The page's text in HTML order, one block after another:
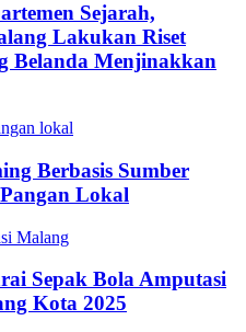
Sejarah,
Lakukan Riset
Belanda Menjinakkan
Berbasis Sumber
Lokal
Sepak Bola Amputasi
Kota 2025